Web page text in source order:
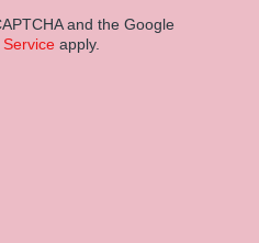
and the Google
apply.